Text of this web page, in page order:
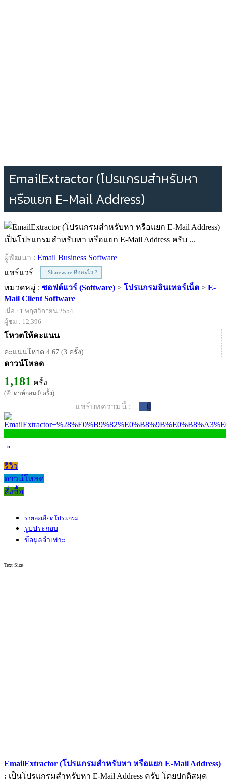
EmailExtractor (โปรแกรมสำหรับหา
หรือแยก E-Mail Address)
เป็นโปรแกรมสำหรับหา หรือแยก E-Mail Address ครับ ...
ผู้พัฒนา : Email Business Software
แชร์แวร์
Shareware คืออะไร ?
หมวดหมู่ : ซอฟต์แวร์ (Software) > โปรแกรมอินเทอร์เน็ต > E-
Mail Client Software
เมื่อ : 1 พฤศจิกายน 2554
ผู้ชม : 12,396
โหวตให้คะแนน
คะแนนโหวต 4.67 (3 ครั้ง)
ดาวน์โหลด
1,181 ครั้ง
(สัปดาห์ก่อน 0 ครั้ง)
แชร์บทความนี้ : 0
»
รีวิว
ดาวน์โหลด
สั่งซื้อ
รายละเอียดโปรแกรม
รูปประกอบ
ข้อมูลจำเพาะ
Text Size
EmailExtractor (โปรแกรมสำหรับหา หรือแยก E-Mail Address)
: เป็นโปรแกรมสำหรับหา E-Mail Address ครับ โดยปกติสมุด